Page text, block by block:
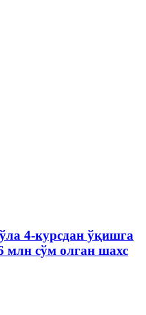
4-курсдан ўқишга
млн сўм олган шахс